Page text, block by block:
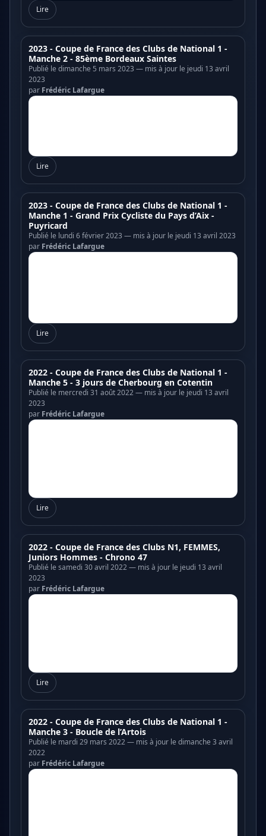
Lire
2023 - Coupe de France des Clubs de National 1 -
Manche 2 - 85ème Bordeaux Saintes
Publié le dimanche 5 mars 2023 — mis à jour le jeudi 13 avril
2023
par Frédéric Lafargue
Lire
2023 - Coupe de France des Clubs de National 1 -
Manche 1 - Grand Prix Cycliste du Pays d’Aix -
Puyricard
Publié le lundi 6 février 2023 — mis à jour le jeudi 13 avril 2023
par Frédéric Lafargue
Lire
2022 - Coupe de France des Clubs de National 1 -
Manche 5 - 3 jours de Cherbourg en Cotentin
Publié le mercredi 31 août 2022 — mis à jour le jeudi 13 avril
2023
par Frédéric Lafargue
Lire
2022 - Coupe de France des Clubs N1, FEMMES,
Juniors Hommes - Chrono 47
Publié le samedi 30 avril 2022 — mis à jour le jeudi 13 avril
2023
par Frédéric Lafargue
Lire
2022 - Coupe de France des Clubs de National 1 -
Manche 3 - Boucle de l’Artois
Publié le mardi 29 mars 2022 — mis à jour le dimanche 3 avril
2022
par Frédéric Lafargue